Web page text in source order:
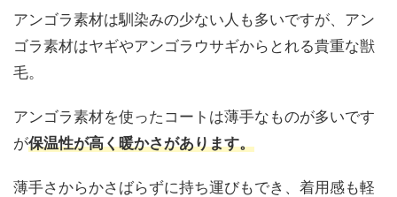
アンゴラ素材は馴染みの少ない人も多いですが、アン
ゴラ素材はヤギやアンゴラウサギからとれる貴重な獣
毛。
アンゴラ素材を使ったコートは薄手なものが多いです
が保温性が高く暖かさがあります。
薄手さからかさばらずに持ち運びもでき、着用感も軽